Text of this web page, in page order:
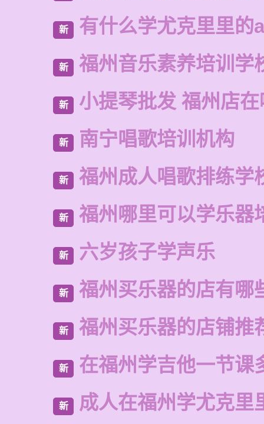
新 有什么学尤克里里的
新 福州音乐素养培训学
新 小提琴批发 福州店
新 南宁唱歌培训机构
新 福州成人唱歌排练学
新 福州哪里可以学乐器
新 六岁孩子学声乐
新 福州买乐器的店有哪
新 福州买乐器的店铺推
新 在福州学吉他一节课
新 成人在福州学尤克里